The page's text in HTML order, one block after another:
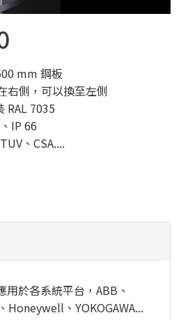
mm 鋼板
右側，可以換至左側
RAL 7035
IP 66
、CSA....
於各系統平台，ABB、
Honeywell、YOKOGAWA...